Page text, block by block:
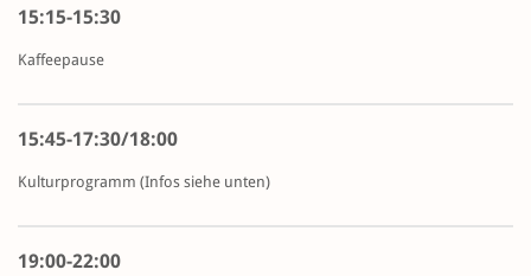
15:15-15:30
Kaffeepause
15:45-17:30/18:00
Kulturprogramm (Infos siehe unten)
19:00-22:00